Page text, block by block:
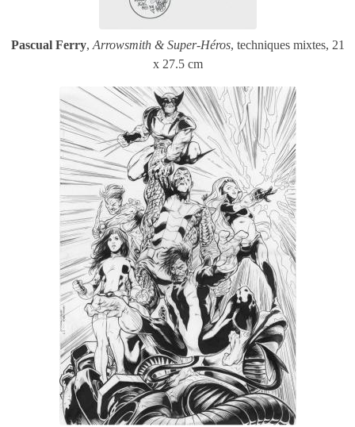
Pascual Ferry, Arrowsmith & Super-Héros, techniques mixtes, 21
x 27.5 cm